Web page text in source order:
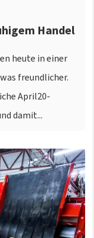
Handel
heute in einer
freundlicher.
April20-
damit...